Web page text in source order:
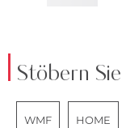
Stöbern
WMF HOME